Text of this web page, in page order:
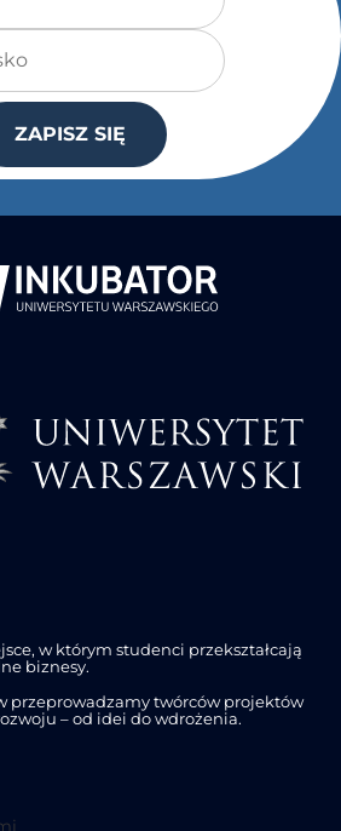
ZAPISZ SIĘ
w którym studenci przekształcają
biznesy.
przeprowadzamy twórców projektów
– od idei do wdrożenia.